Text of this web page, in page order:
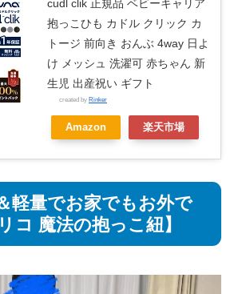
cudl clik 正規品 ベビーキャリア
抱っこひも カドル クリック カ
トージ 前向き おんぶ 4way 日よ
け メッシュ 洗濯可 赤ちゃん 新
生児 出産祝い ギフト
created by Rinker
Amazon 楽天市場
軽量でお家でもお外で
コ 魔法の抱っこ紐】